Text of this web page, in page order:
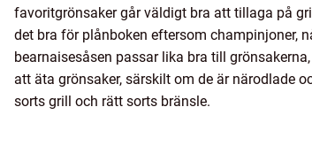
favoritgrönsaker går väldigt bra att tillaga på
det bra för plånboken eftersom champinjoner,
bearnaisesåsen passar lika bra till
att äta grönsaker, särskilt om de är närodlade
sorts grill och rätt sorts bränsle.